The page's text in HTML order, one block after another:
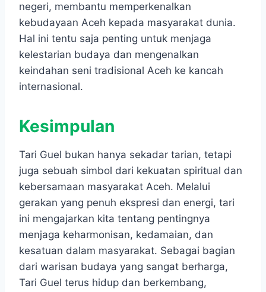
negeri, membantu memperkenalkan
kebudayaan Aceh kepada masyarakat dunia.
Hal ini tentu saja penting untuk menjaga
kelestarian budaya dan mengenalkan
keindahan seni tradisional Aceh ke kancah
internasional.
Kesimpulan
Tari Guel bukan hanya sekadar tarian, tetapi
juga sebuah simbol dari kekuatan spiritual dan
kebersamaan masyarakat Aceh. Melalui
gerakan yang penuh ekspresi dan energi, tari
ini mengajarkan kita tentang pentingnya
menjaga keharmonisan, kedamaian, dan
kesatuan dalam masyarakat. Sebagai bagian
dari warisan budaya yang sangat berharga,
Tari Guel terus hidup dan berkembang,